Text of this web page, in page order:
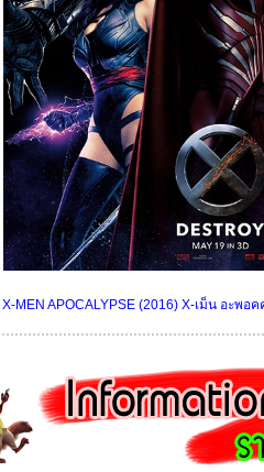
MEN APOCALYPSE (2016) X-เม็น อะพอ